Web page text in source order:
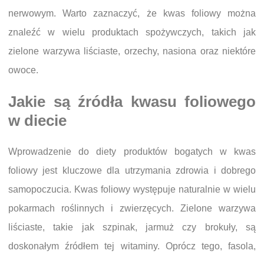
nerwowym. Warto zaznaczyć, że kwas foliowy można
znaleźć w wielu produktach spożywczych, takich jak
zielone warzywa liściaste, orzechy, nasiona oraz niektóre
owoce.
Jakie są źródła kwasu foliowego
w diecie
Wprowadzenie do diety produktów bogatych w kwas
foliowy jest kluczowe dla utrzymania zdrowia i dobrego
samopoczucia. Kwas foliowy występuje naturalnie w wielu
pokarmach roślinnych i zwierzęcych. Zielone warzywa
liściaste, takie jak szpinak, jarmuż czy brokuły, są
doskonałym źródłem tej witaminy. Oprócz tego, fasola,